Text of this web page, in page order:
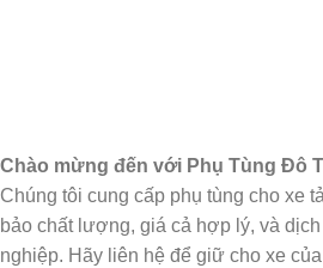
Chào mừng đến với Phụ Tùng Đô
Chúng tôi cung cấp phụ tùng cho xe
bảo chất lượng, giá cả hợp lý, và
nghiệp. Hãy liên hệ để giữ cho xe